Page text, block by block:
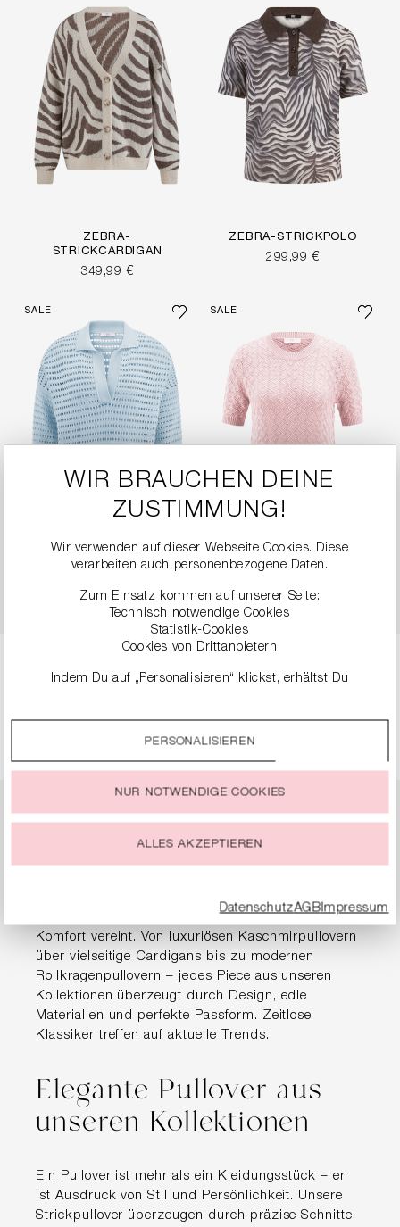
ZEBRA-
STRICKCARDIGAN
349,99 €
ZEBRA-STRICKPOLO
299,99 €
SALE
FEINES STRICKSHIRT
SALE
STRICKSHIRT MIT
89,90 € 179,00 €
Pullover & Strick für
Damen
Entdecke exquisite Strickmode, die Eleganz mit
Komfort vereint. Von luxuriösen Kaschmirpullovern
über vielseitige Cardigans bis zu modernen
Rollkragenpullovern – jedes Piece aus unseren
Kollektionen überzeugt durch Design, edle
Materialien und perfekte Passform. Zeitlose
Klassiker treffen auf aktuelle Trends.
Elegante Pullover aus
unseren Kollektionen
Ein Pullover ist mehr als ein Kleidungsstück – er
ist Ausdruck von Stil und Persönlichkeit. Unsere
Strickpullover überzeugen durch präzise Schnitte
WIR BRAUCHEN DEINE
ZUSTIMMUNG!
Wir verwenden auf dieser Webseite Cookies. Diese
verarbeiten auch personenbezogene Daten.
Zum Einsatz kommen auf unserer Seite:
Technisch notwendige Cookies
Statistik-Cookies
Cookies von Drittanbietern
Indem Du auf „Personalisieren“ klickst, erhältst Du
Durch einen Klick auf das Auswahlfeld „Alle akzeptieren“
stimmst Du der Verwendung aller Cookies zu, die unter
jeder Zeit ändern oder widerrufen.
PERSONALISIEREN
NUR NOTWENDIGE COOKIES
ALLES AKZEPTIEREN
DatenschutzAGBImpressum